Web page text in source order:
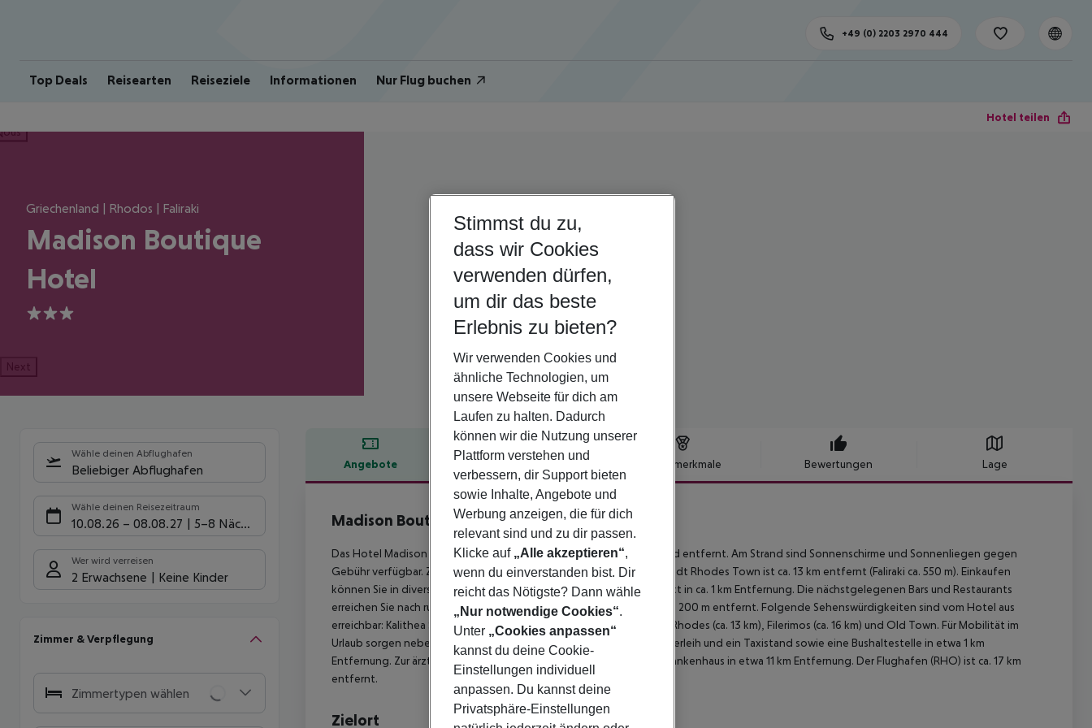
Top Deals Reisearten Reiseziele Informationen Nur Flug buchen
+49 (0) 2203 2970 444
Hotel teilen
Griechenland | Rhodos | Faliraki
Madison Boutique
Hotel
3
Next
Wähle deinen Abflughafen
Beliebiger Abflughafen
Wähle deinen Reisezeitraum
10.08.26 – 08.08.27 5-8 Nächte
Wer wird verreisen
2 Erwachsene Keine Kinder
Zimmer & Verpflegung
Zimmertypen wählen
Angebote Hotelbeschreibung Hotelmerkmale Bewertungen Lage
Hotelbeschreibung
Madison Boutique Hotel
3
Das Hotel Madison Boutique befindet sich ca. 900 m vom Sandstrand entfernt. Am Strand sind Sonnenschirme und Sonnenliegen gegen
Gebühr verfügbar. Zum touristischen Zentrum sind es ca. 1 km. Die Stadt Rhodes Town ist ca. 13 km entfernt (Faliraki ca. 550 m). Einkaufen
können Sie in diversen Geschäften sowie in einem Lebensmittelmarkt in ca. 1 km Entfernung. Die nächstgelegenen Bars und Restaurants
erreichen Sie nach rund 200 m. Auch die nächste Diskothek liegt rund 200 m entfernt. Folgende Sehenswürdigkeiten sind vom Hotel aus
erreichbar: Kalithea Springs (ca. 7 km), Lindos (ca. 35 km), Akropoli of Rhodes (ca. 13 km), Filerimos (ca. 16 km) und Old Town. Für Mobilität im
Urlaub sorgen neben einem Mietwagen-Verleih auch ein Motorrad-Verleih und ein Taxistand sowie eine Bushaltestelle in etwa 1 km
Entfernung. Zur ärztlichen Versorgung im Notfall befindet sich ein Krankenhaus in etwa 11 km Entfernung. Der Flughafen (RHO) ist ca. 17 km
entfernt.
Zielort
Stimmst du zu,
dass wir Cookies
verwenden dürfen,
um dir das beste
Erlebnis zu bieten?
Wir verwenden Cookies und
ähnliche Technologien, um
unsere Webseite für dich am
Laufen zu halten. Dadurch
können wir die Nutzung unserer
Plattform verstehen und
verbessern, dir Support bieten
sowie Inhalte, Angebote und
Werbung anzeigen, die für dich
relevant sind und zu dir passen.
Klicke auf „Alle akzeptieren“,
wenn du einverstanden bist. Dir
reicht das Nötigste? Dann wähle
„Nur notwendige Cookies“.
Unter „Cookies anpassen“
kannst du deine Cookie-
Einstellungen individuell
anpassen. Du kannst deine
Privatsphäre-Einstellungen